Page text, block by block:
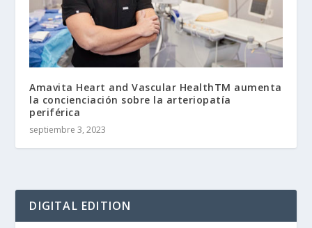
Amavita Heart and Vascular HealthTM aumenta
la concienciación sobre la arteriopatía
periférica
septiembre 3, 2023
DIGITAL EDITION